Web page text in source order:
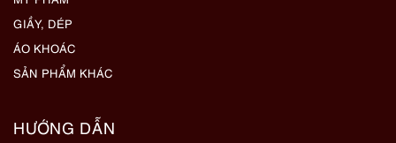
GIẦY, DÉP
ÁO KHOÁC
SẢN PHẨM KHÁC
HƯỚNG DẪN